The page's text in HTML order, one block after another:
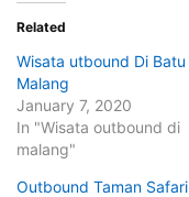
Related
Wisata utbound Di Batu
Malang
January 7, 2020
In "Wisata outbound di
malang"
Outbound Taman Safari